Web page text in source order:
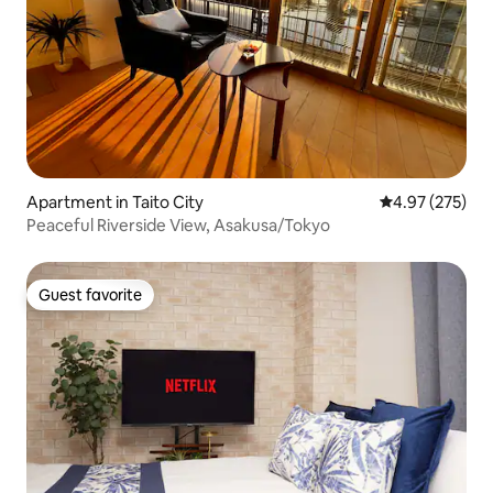
Apartment in Taito City 4.97 out of 5
4.97 (275)
Peaceful Riverside View, Asakusa/Tokyo
Guest favorite
Guest favorite